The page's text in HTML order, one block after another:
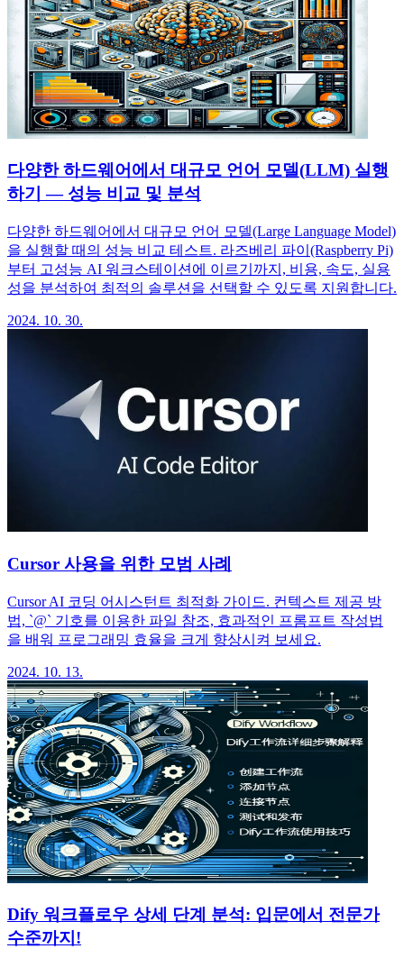
다양한 하드웨어에서 대규모 언어 모델(LLM) 실행
하기 — 성능 비교 및 분석
다양한 하드웨어에서 대규모 언어 모델(Large Language Model)
을 실행할 때의 성능 비교 테스트. 라즈베리 파이(Raspberry Pi)
부터 고성능 AI 워크스테이션에 이르기까지, 비용, 속도, 실용
성을 분석하여 최적의 솔루션을 선택할 수 있도록 지원합니다.
2024. 10. 30.
Cursor 사용을 위한 모범 사례
Cursor AI 코딩 어시스턴트 최적화 가이드. 컨텍스트 제공 방
법, `@` 기호를 이용한 파일 참조, 효과적인 프롬프트 작성법
을 배워 프로그래밍 효율을 크게 향상시켜 보세요.
2024. 10. 13.
Dify 워크플로우 상세 단계 분석: 입문에서 전문가
수준까지!